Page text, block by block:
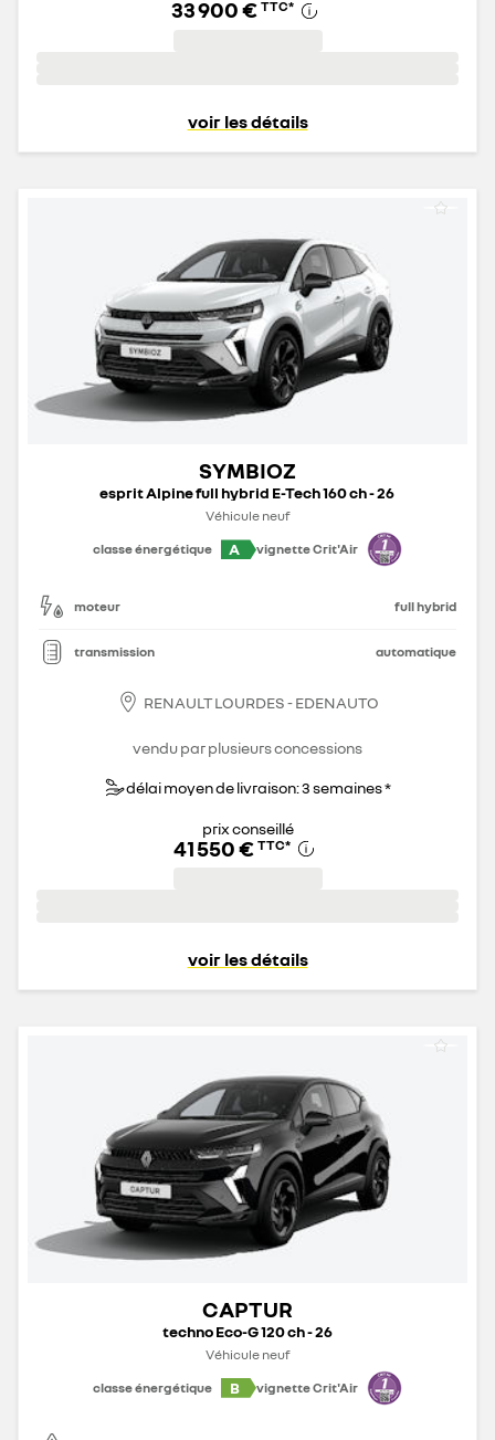
33 900 € TTC*
voir les détails
SYMBIOZ
esprit Alpine full hybrid E-Tech 160 ch - 26
Véhicule neuf
classe énergétique
A vignette Crit'Air
moteur full hybrid
transmission automatique
RENAULT LOURDES - EDENAUTO
vendu par plusieurs concessions
délai moyen de livraison: 3 semaines *
prix conseillé
41 550 € TTC*
voir les détails
CAPTUR
techno Eco-G 120 ch - 26
Véhicule neuf
classe énergétique
B vignette Crit'Air